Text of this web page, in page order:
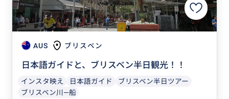
AUS ブリスベン
日本語ガイドと、ブリスベン半日観光！！
インスタ映え 日本語ガイド
ブリスベン半日ツアー
ブリスベン川―船